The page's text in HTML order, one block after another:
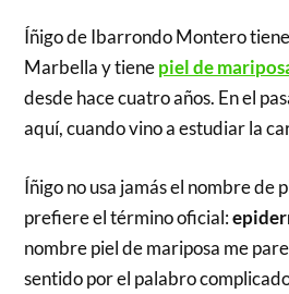
Íñigo de Ibarrondo Montero
Marbella y tienepiel de
desde hace cuatro años. En el
aquí, cuando vino a estudiar la
Íñigo no usa jamás el nombre de
prefiere el término oficial:
nombre piel de mariposa me
sentido por el palabro